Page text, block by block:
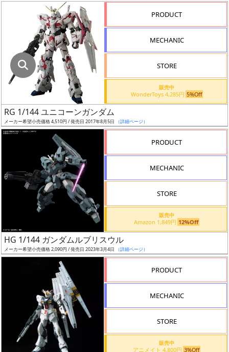
ボ
ク
ス
ア
ラ
ー
タ
ー
（β）
PRODUCT
MECHANIC
STORE
販売中
WonderToys 4,285円 5%Off
RG 1/144 ユニコーンガンダム
メーカー希望小売価格 4,510円 / 発売日 2017年8月5日 （詳細ページ）
PRODUCT
MECHANIC
STORE
販売中
Amazon 1,849円 12%Off
HG 1/144 ガンダムルブリスウル
メーカー希望小売価格 2,090円 / 発売日 2023年3月4日 （詳細ページ）
PRODUCT
MECHANIC
STORE
販売中
アニメイト 4,800円 3%Off